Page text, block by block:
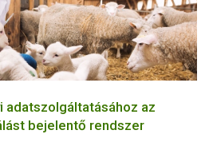
adatszolgáltatásához az
bejelentő rendszer